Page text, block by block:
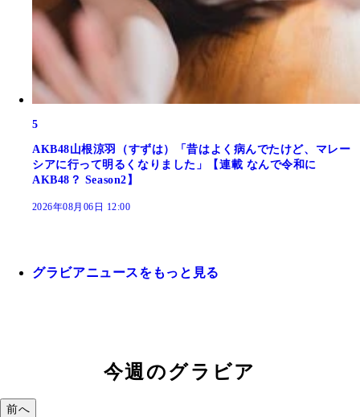
5
AKB48山根涼羽（すずは）「昔はよく病んでたけど、マレー
シアに行って明るくなりました」【連載 なんで令和に
AKB48？ Season2】
2026年08月06日 12:00
グラビアニュースをもっと見る
今週のグラビア
前へ